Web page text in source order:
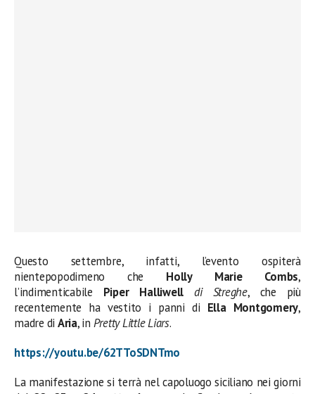
Questo settembre, infatti, l’evento ospiterà
nientepopodimeno che Holly Marie Combs,
l’indimenticabile Piper Halliwelldi Streghe, che più
recentemente ha vestito i panni di Ella Montgomery,
madre di Aria, in Pretty Little Liars.
https://youtu.be/62TToSDNTmo
La manifestazione si terrà nel capoluogo siciliano nei giorni